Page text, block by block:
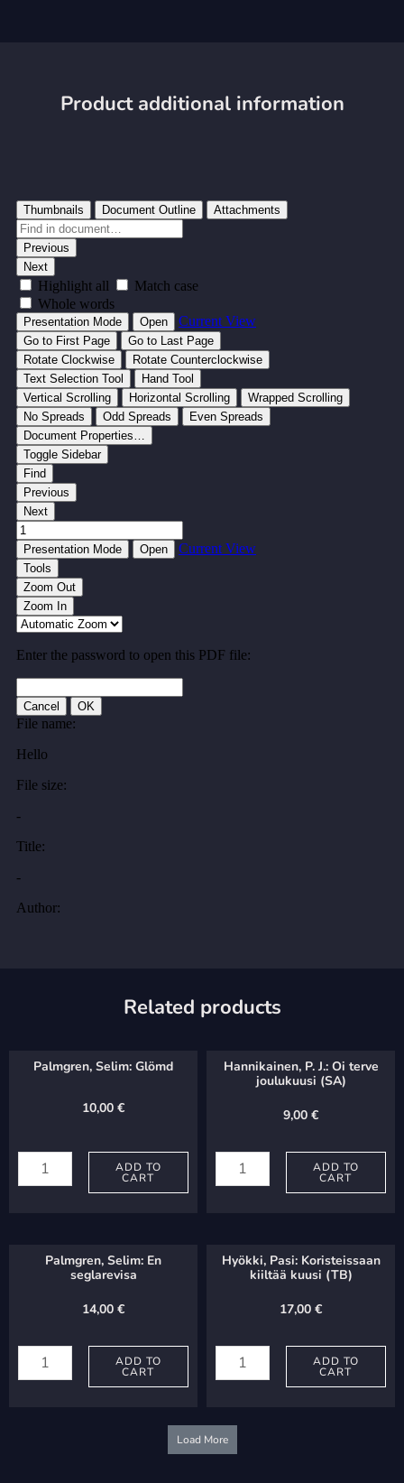
Product additional information
Related products
Palmgren, Selim: Glömd
10,00 €
Selim:
ADD TO
CART
Hannikainen, P. J.: Oi terve
joulukuusi (SA)
9,00 €
joulukuusi
ADD TO
CART
Palmgren, Selim: En
seglarevisa
14,00 €
Selim:
ADD TO
CART
Hyökki, Pasi: Koristeissaan
kiiltää kuusi (TB)
17,00 €
Pasi:
Koristeissaan
kuusi
ADD TO
CART
Load More